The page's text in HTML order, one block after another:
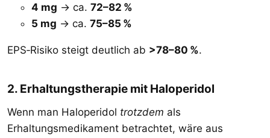
4 mg → ca. 72–82 %
5 mg → ca. 75–85 %
EPS‑Risiko steigt deutlich ab >78–80 %.
2. Erhaltungstherapie mit Haloperidol​
Wenn man Haloperidol trotzdem als
Erhaltungsmedikament betrachtet, wäre aus